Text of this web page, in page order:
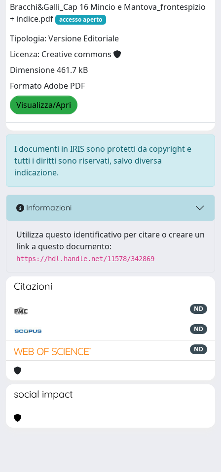
Bracchi&Galli_Cap 16 Mincio e Mantova_frontespizio
+ indice.pdf
accesso aperto
Tipologia: Versione Editoriale
Licenza: Creative commons
Dimensione 461.7 kB
Formato Adobe PDF
Visualizza/Apri
I documenti in IRIS sono protetti da copyright e
tutti i diritti sono riservati, salvo diversa
indicazione.
Informazioni
Utilizza questo identificativo per citare o creare un
link a questo documento:
https://hdl.handle.net/11578/342869
Citazioni
ND
ND
ND
social impact